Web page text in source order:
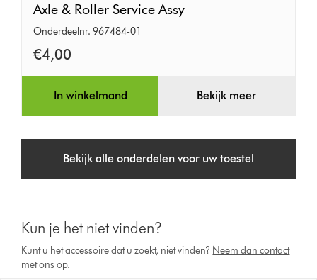
&
Roller
Service
Assy
Axle & Roller Service Assy
Onderdeelnr. 967484-01
€4,00
In winkelmand Bekijk meer
Bekijk alle onderdelen voor uw toestel
Kun je het niet vinden?
Kunt u het accessoire dat u zoekt, niet vinden? Neem dan contact
met ons op.